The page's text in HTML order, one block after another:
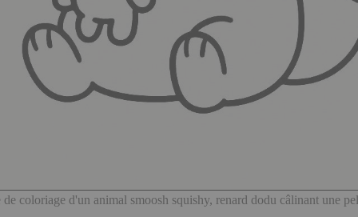
de coloriage d'un animal smoosh squishy, renard dodu câlinant une